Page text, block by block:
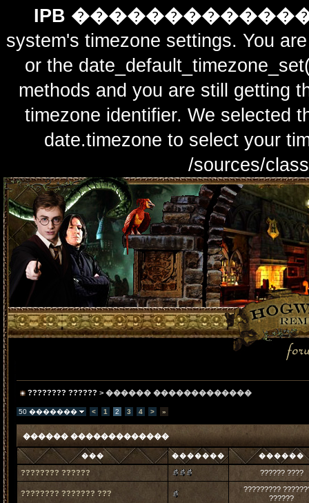
IPB
system's timezone settings. You
or the
methods and you are still getting
timezone identifier. We selected
date.timezone to select
/sources/
???????? ?????? > ������ �������������
50 ������� < 1 2 3 4 > »
������ �������������
��� ������� ������
???????? ?????? ?????? ????
???????? ??????? ???
?????????
??????